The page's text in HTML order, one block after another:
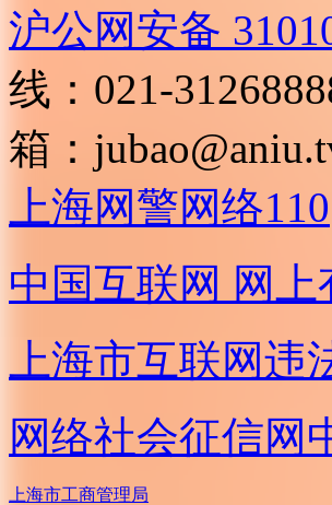
沪公网安备
线：021-
箱：
上海网警网络110
中国互联网 网
上海市互联网违
网络社会征信网
上海市工商管理局